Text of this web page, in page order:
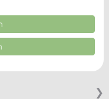
❯
Entwicklung und
Daten zur Auswahl
weitergegeben und in die